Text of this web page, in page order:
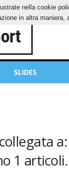
SLIDES
1 articoli.
nella cookie
in altra